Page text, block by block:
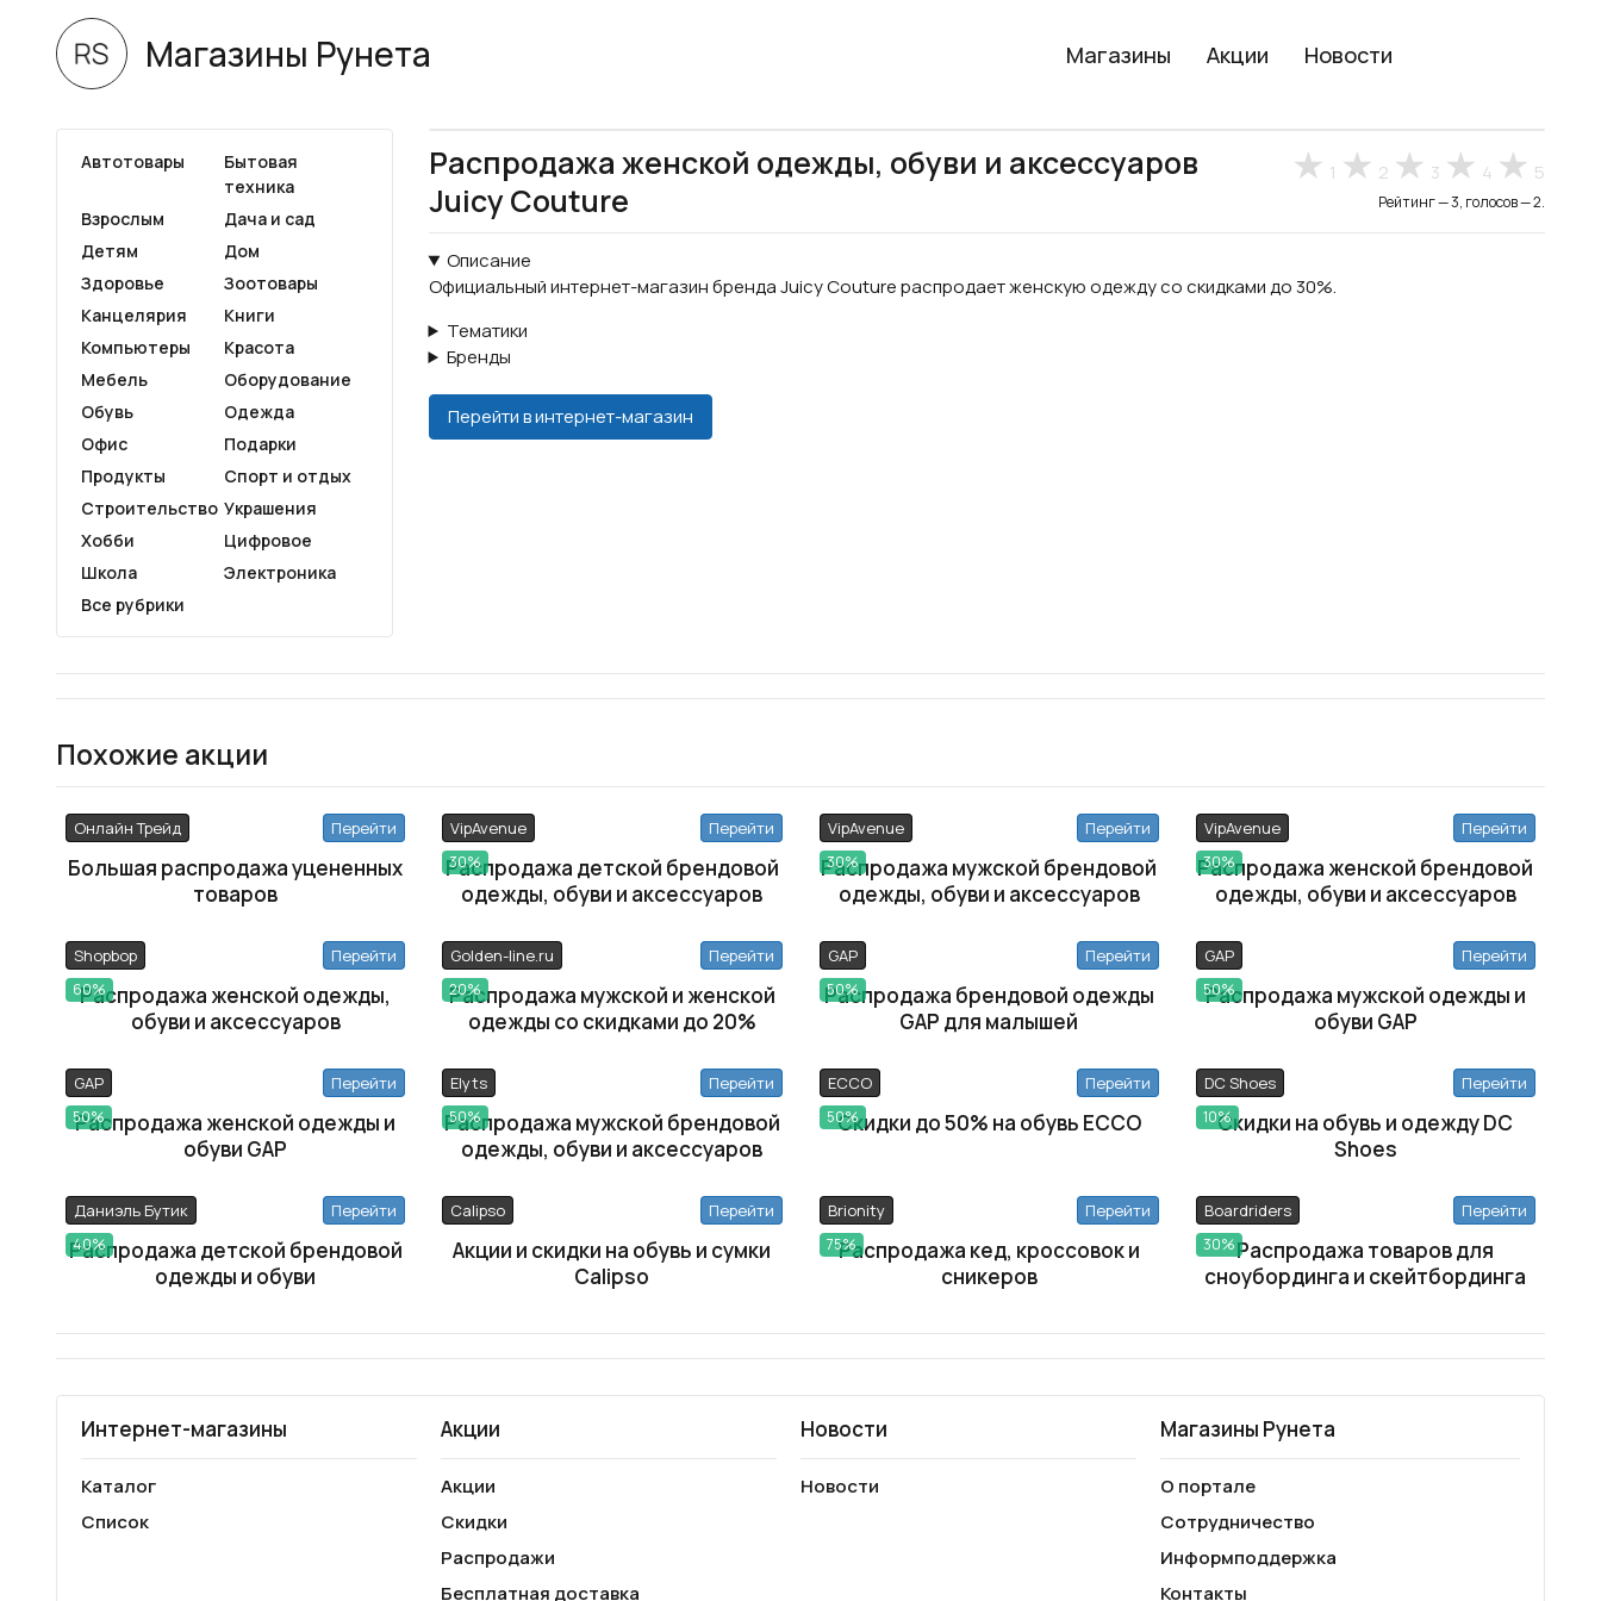
Магазины Рунета Магазины Акции Новости
Автотовары
Бытовая
техника
Взрослым
Дача и сад
Детям
Дом
Здоровье
Зоотовары
Канцелярия
Книги
Компьютеры
Красота
Мебель
Оборудование
Обувь
Одежда
Офис
Подарки
Продукты
Спорт и отдых
Строительство Украшения
Хобби
Цифровое
Школа
Электроника
Все рубрики
Распродажа женской одежды, обуви и аксессуаров
Juicy Couture
1 2 3 4 5
Рейтинг — 3, голосов — 2.
Описание
Официальный интернет-магазин бренда Juicy Couture распродает женскую одежду со скидками до 30%.
Тематики
Бренды
Перейти в интернет-магазин
Похожие акции
Онлайн Трейд Перейти
Большая распродажа уцененных
товаров
VipAvenue
30%
Перейти
Распродажа детской брендовой
одежды, обуви и аксессуаров
VipAvenue
30%
Перейти
Распродажа мужской брендовой
одежды, обуви и аксессуаров
VipAvenue
30%
Перейти
Распродажа женской брендовой
одежды, обуви и аксессуаров
Shopbop
60%
Перейти
Распродажа женской одежды,
обуви и аксессуаров
Golden-line.ru
20%
Перейти
Распродажа мужской и женской
одежды со скидками до 20%
GAP
50%
Перейти
Распродажа брендовой одежды
GAP для малышей
GAP
50%
Перейти
Распродажа мужской одежды и
обуви GAP
GAP
50%
Перейти
Распродажа женской одежды и
обуви GAP
Elyts
50%
Перейти
Распродажа мужской брендовой
одежды, обуви и аксессуаров
ECCO
50%
Перейти
Скидки до 50% на обувь ECCO
DC Shoes
10%
Перейти
Скидки на обувь и одежду DC
Shoes
Даниэль Бутик
40%
Перейти
Распродажа детской брендовой
одежды и обуви
Calipso Перейти
Акции и скидки на обувь и сумки
Calipso
Brionity
75%
Перейти
Распродажа кед, кроссовок и
сникеров
Boardriders
30%
Перейти
Распродажа товаров для
сноубординга и скейтбординга
Интернет-магазины
Каталог
Список
Акции
Акции
Скидки
Распродажи
Бесплатная доставка
Новости
Новости
Магазины Рунета
О портале
Сотрудничество
Информподдержка
Контакты